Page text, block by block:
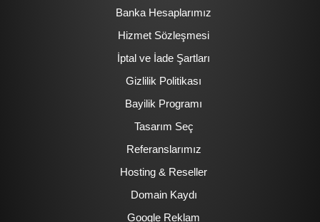
Banka Hesaplarımız
Hizmet Sözleşmesi
İptal ve İade Şartları
Gizlilik Politikası
Bayilik Programı
Tasarım Seç
Referanslarımız
Hosting & Reseller
Domain Kaydı
Google Reklam